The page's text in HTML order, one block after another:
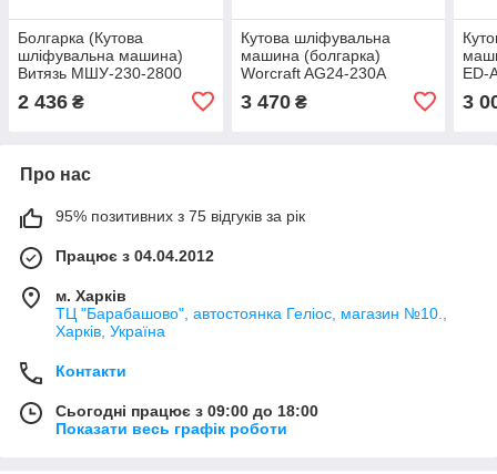
Болгарка (Кутова
шліфувальна машина)
Витязь МШУ-230-2800
2 436 ₴
Кутова шліфувальна
машина (болгарка)
Worcraft AG24-230А
3 470₴
ED-
3
Про нас
95% позитивних з 75 відгуків за рік
Працює з 04.04.2012
м. Харків
ТЦ "Барабашово", автостоянка Геліос, магазин №10.,
Харків, Україна
Контакти
Сьогодні працює з 09:00 до 18:00
Показати весь графік роботи